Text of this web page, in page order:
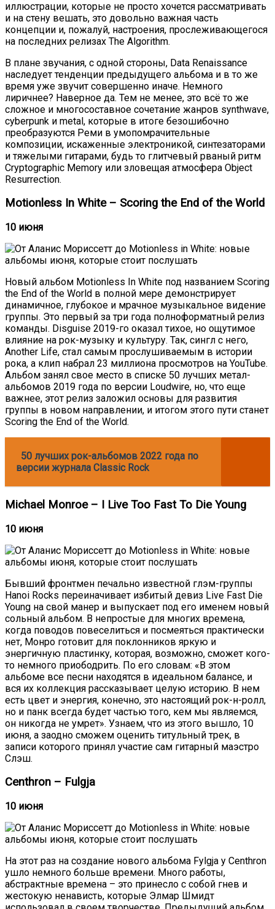
иллюстрации, которые не просто хочется рассматривать
и на стену вешать, это довольно важная часть
концепции и, пожалуй, настроения, прослеживающегося
на последних релизах The Algorithm.
В плане звучания, с одной стороны, Data Renaissance
наследует тенденции предыдущего альбома и в то же
время уже звучит совершенно иначе. Немного
лиричнее? Наверное да. Тем не менее, это всё то же
сложное и многосоставное сочетание жанров synthwave,
cyberpunk и metal, которые в итоге безошибочно
преобразуются Реми в умопомрачительные
композиции, искаженные электроникой, синтезаторами
и тяжелыми гитарами, будь то глитчевый рваный ритм
Cryptographic Memory или зловещая атмосфера Object
Resurrection.
Motionless In White – Scoring the End of the World
10 июня
Новый альбом Motionless In White под названием Scoring
the End of the World в полной мере демонстрирует
динамичное, глубокое и мрачное музыкальное видение
группы. Это первый за три года полноформатный релиз
команды. Disguise 2019-го оказал тихое, но ощутимое
влияние на рок-музыку и культуру. Так, сингл с него,
Another Life, стал самым прослушиваемым в истории
рока, а клип набрал 23 миллиона просмотров на YouTube.
Альбом занял свое место в списке 50 лучших метал-
альбомов 2019 года по версии Loudwire, но, что еще
важнее, этот релиз заложил основы для развития
группы в новом направлении, и итогом этого пути станет
Scoring the End of the World.
50 лучших рок-альбомов 2022 года по
версии журнала Classic Rock
Michael Monroe – I Live Too Fast To Die Young
10 июня
Бывший фронтмен печально известной глэм-группы
Hanoi Rocks переиначивает избитый девиз Live Fast Die
Young на свой манер и выпускает под его именем новый
сольный альбом. В непростые для многих времена,
когда поводов повеселиться и посмеяться практически
нет, Монро готовит для поклонников яркую и
энергичную пластинку, которая, возможно, сможет кого-
то немного приободрить. По его словам: «В этом
альбоме все песни находятся в идеальном балансе, и
вся их коллекция рассказывает целую историю. В нем
есть цвет и энергия, конечно, это настоящий рок-н-ролл,
но и панк всегда будет частью того, кем мы являемся,
он никогда не умрет». Узнаем, что из этого вышло, 10
июня, а заодно сможем оценить титульный трек, в
записи которого принял участие сам гитарный маэстро
Слэш.
Centhron – Fulgja
10 июня
На этот раз на создание нового альбома Fylgja у Centhron
ушло немного больше времени. Много работы,
абстрактные времена – это принесло с собой гнев и
жестокую ненависть, которые Элмар Шмидт